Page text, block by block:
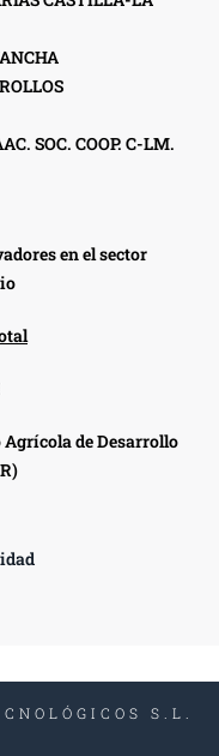
SOC. COOP. C-LM.
en el sector
Agrícola de Desarrollo
S.L.